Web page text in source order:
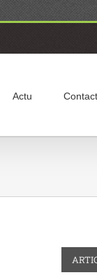
Actu Contact